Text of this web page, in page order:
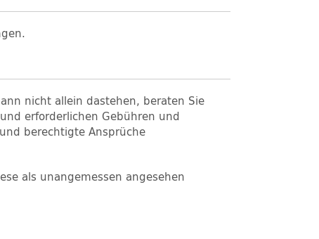
nicht allein dastehen, beraten Sie
erforderlichen Gebühren und
berechtigte Ansprüche
als unangemessen angesehen